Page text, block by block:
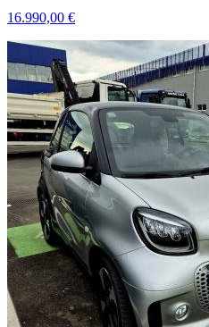
16.990,00 €